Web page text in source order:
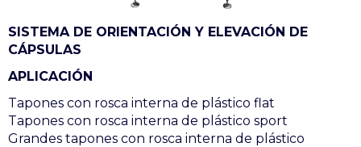
SISTEMA DE ORIENTACIÓN Y ELEVACIÓN DE
CÁPSULAS
APLICACIÓN
Tapones con rosca interna de plástico flat
Tapones con rosca interna de plástico sport
Grandes tapones con rosca interna de plástico